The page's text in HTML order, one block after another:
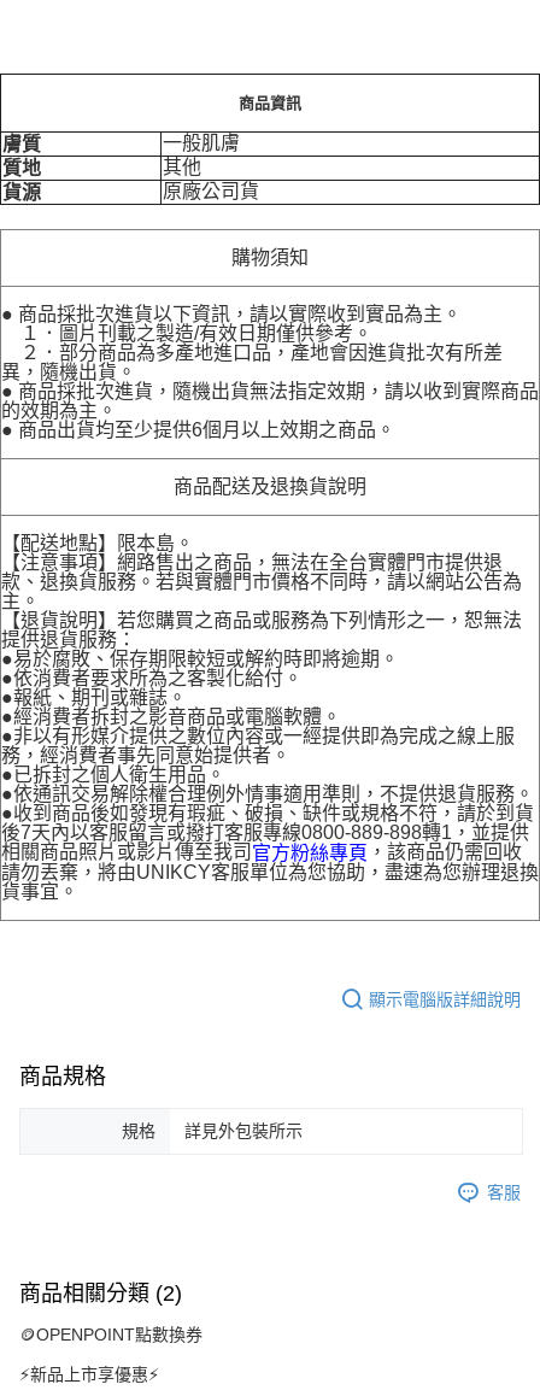
商品資訊
膚質
一般肌膚
質地
其他
貨源
原廠公司貨
購物須知
● 商品採批次進貨以下資訊，請以實際收到實品為主。
１．圖片刊載之製造/有效日期僅供參考。
２．部分商品為多產地進口品，產地會因進貨批次有所差
異，隨機出貨。
● 商品採批次進貨，隨機出貨無法指定效期，請以收到實際商品
的效期為主。
● 商品出貨均至少提供6個月以上效期之商品。
商品配送及退換貨說明
【配送地點】限本島。
【注意事項】網路售出之商品，無法在全台實體門市提供退
款、退換貨服務。若與實體門市價格不同時，請以網站公告為
主。
【退貨說明】若您購買之商品或服務為下列情形之一，恕無法
提供退貨服務：
●易於腐敗、保存期限較短或解約時即將逾期。
●依消費者要求所為之客製化給付。
●報紙、期刊或雜誌。
●經消費者拆封之影音商品或電腦軟體。
●非以有形媒介提供之數位內容或一經提供即為完成之線上服
務，經消費者事先同意始提供者。
●已拆封之個人衛生用品。
●依通訊交易解除權合理例外情事適用準則，不提供退貨服務。
●收到商品後如發現有瑕疵、破損、缺件或規格不符，請於到貨
後7天內以客服留言或撥打客服專線0800-889-898轉1，並提供
相關商品照片或影片傳至我司 官方粉絲專頁 ，該商品仍需回收
請勿丟棄，將由UNIKCY客服單位為您協助，盡速為您辦理退換
貨事宜。
顯示電腦版詳細說明
商品規格
規格 詳見外包裝所示
客服
商品相關分類 (2)
🪙OPENPOINT點數換券
⚡新品上市享優惠⚡